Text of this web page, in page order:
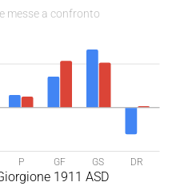
messe a confronto
P GF GS DR
1911 ASD